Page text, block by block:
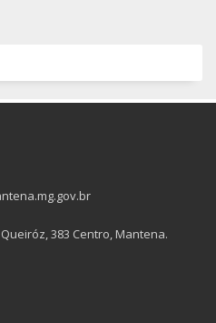
383 Centro, Mantena.